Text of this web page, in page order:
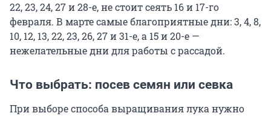
22, 23, 24, 27 и 28-е, не стоит сеять 16 и 17-го
февраля. В марте самые благоприятные дни: 3, 4, 8,
10, 12, 13, 22, 23, 26, 27 и 31-е, а 15 и 20-е —
нежелательные дни для работы с рассадой.
Что выбрать: посев семян или севка
При выборе способа выращивания лука нужно